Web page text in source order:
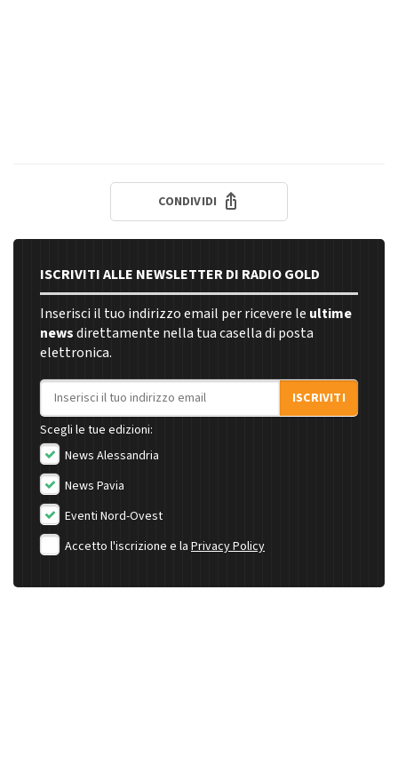
CONDIVIDI
ISCRIVITI ALLE NEWSLETTER DI RADIO GOLD
Inserisci il tuo indirizzo email per ricevere le ultime
newsdirettamente nella tua casella di posta
elettronica.
Indirizzo email
ISCRIVITI
Scegli le tue edizioni:
News Alessandria
News Pavia
Eventi Nord-Ovest
Accetto l'iscrizione e la Privacy Policy